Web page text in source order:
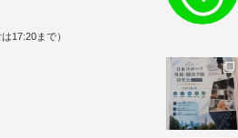
17:20まで）